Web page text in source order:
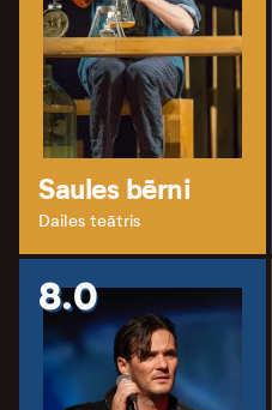
Saules bērni
Dailes teātris
8.0